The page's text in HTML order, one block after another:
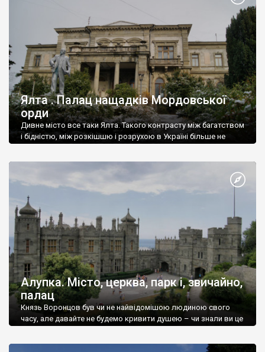
Ялта . Палац нащадків Мордовської
орди
Дивне місто все таки Ялта. Такого контрасту між багатством
і бідністю, між розкішшю і розрухою в Україні більше не
Алупка. Місто, церква, парк і, звичайно,
палац
Князь Воронцов був чи не найвідомішою людиною свого
часу, але давайте не будемо кривити душею – чи знали ви це